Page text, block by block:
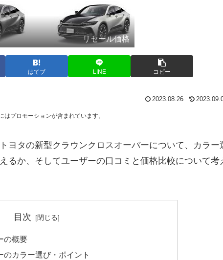
リセール価格
はてブ LINE コピー
2023.08.26
はプロモーションが含まれています。
ヨタの新型クラウンクロスオーバーについて、カラー
るか、そしてユーザーの口コミと価格比較について考
目次
の概要
のカラー選び・ポイント